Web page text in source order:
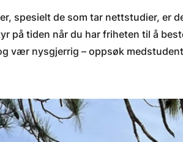
spesielt de som tar nettstudier,
på tiden når du har friheten til å
vær nysgjerrig – oppsøk